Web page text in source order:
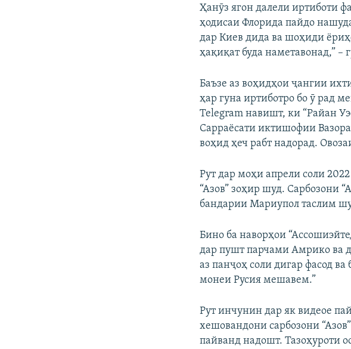
Ҳанӯз ягон далели иртиботи
ҳодисаи Флорида пайдо
дар Киев дида ва шоҳиди
ҳақиқат буда наметавонад,” –
Баъзе аз воҳидҳои ҷангии
ҳар гуна иртиботро бо ӯ рад
Telegram навишт, ки “Райан
Сарраёсати иктишофии
воҳид ҳеч рабт надорад.
Рут дар моҳи апрели соли
“Азов” зоҳир шуд. Сарбозони
бандарии Мариупол таслим
Бино ба наворҳои
дар пушт парчами Амрико ва
аз панҷоҳ соли дигар фасод
монеи Русия мешавем.”
Рут инчунин дар як видеое
хешовандони сарбозони
пайванд надошт. Тазоҳуроти